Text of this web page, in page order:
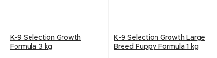
K-9 Selection Growth
Formula 3 kg
K-9 Selection Growth Large
Breed Puppy Formula 1 kg